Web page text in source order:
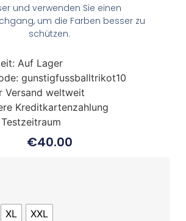
und verwenden Sie einen
um die Farben besser zu
schützen.
Auf Lager
gunstigfussballtrikot10
Versand weltweit
Kreditkartenzahlung
€40.00
XL XXL